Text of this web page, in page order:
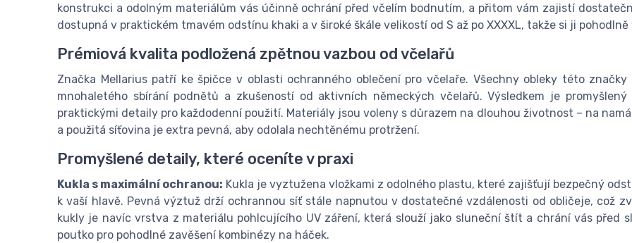
konstrukci a odolným materiálům vás účinně ochrání před včelím bodnutím, a přitom vám zajistí
dostupná v praktickém tmavém odstínu khaki a v široké škále velikostí od S až po XXXXL, takže si ji
Prémiová kvalita podložená zpětnou vazbou od včelařů
Značka Mellarius patří ke špičce v oblasti ochranného oblečení pro včelaře. Všechny obleky této
mnohaletého sbírání podnětů a zkušeností od aktivních německých včelařů. Výsledkem je
praktickými detaily pro každodenní použití. Materiály jsou voleny s důrazem na dlouhou životnost – na
a použitá síťovina je extra pevná, aby odolala nechtěnému protržení.
Promyšlené detaily, které oceníte v praxi
Kukla s maximální ochranou: Kukla je vyztužena vložkami z odolného plastu, které zajišťují bezpečný
k vaší hlavě. Pevná výztuž drží ochrannou síť stále napnutou v dostatečné vzdálenosti od obličeje, což
kukly je navíc vrstva z materiálu pohlcujícího UV záření, která slouží jako sluneční štít a chrání vás před
poutko pro pohodlné zavěšení kombinézy na háček.